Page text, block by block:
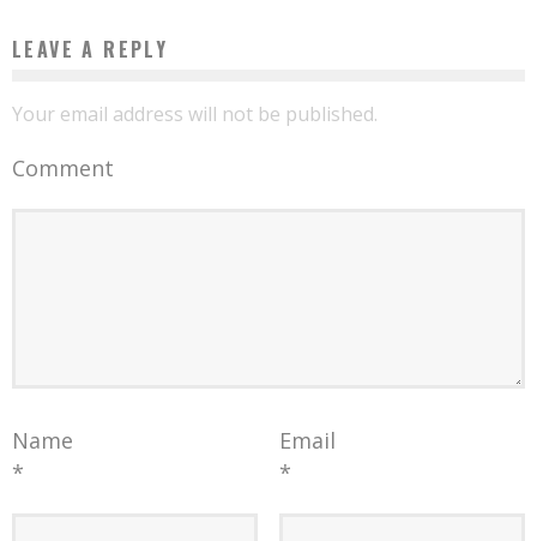
LEAVE A REPLY
Your email address will not be published.
Comment
Name
*
Email
*